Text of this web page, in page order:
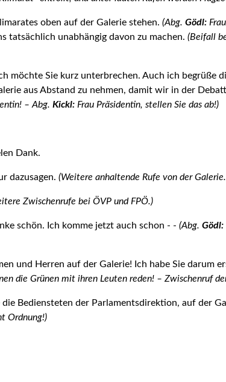
oben auf der Galerie stehen. (Abg. Gödl:
tatsächlich unabhängig davon zu machen. (Beifall
möchte Sie kurz unter­brechen. Auch ich begrüße
aus Abstand zu nehmen, damit wir in der
– Abg. Kickl: Frau Präsidentin, stellen Sie das ab!)
Dank.
dazusagen. (Weitere anhaltende Rufe von der
Zwischenrufe bei ÖVP und FPÖ.)
schön. Ich komme jetzt auch schon - - (Abg. Gödl:
und Herren auf der Galerie! Ich habe Sie
die Grünen mit ihren Leuten reden! – Zwischenruf
Bediensteten der Parla­mentsdirektion, auf der
Ordnung!)